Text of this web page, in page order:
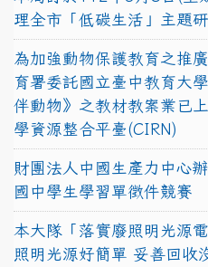
理全市「低碳生活」主題
為加強動物保護教育之推
育署委託國立臺中教育大
伴動物》之教材教案業已
學資源整合平臺(CIRN)
財團法人中國生產力中心
國中學生學習單徵件競賽
本大隊「落實廢照明光源
照明光源好簡單 妥善回收